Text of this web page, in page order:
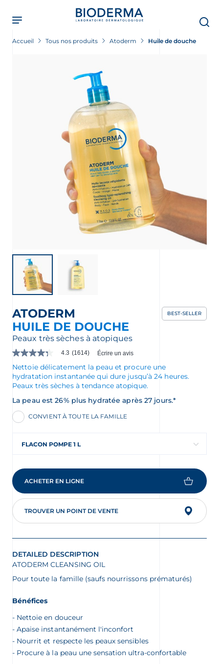
main
content
Accueil Tous nos produits Atoderm Huile de douche
ATODERM
HUILE DE DOUCHE
BEST-SELLER
Peaux très sèches à atopiques
4.3
étoile(s)
sur
5.
Lire
avis
pour
La
est
5.
Lire
les
1614
commentaires
Lien
vers
même
4.3 (1614) Écrire un avis
Nettoie délicatement la peau et procure une
hydratation instantanée qui dure jusqu’à 24 heures.
Peaux très sèches à tendance atopique.
La peau est 26% plus hydratée après 27 jours.*
CONVIENT À TOUTE LA FAMILLE
FLACON POMPE 1 L
ACHETER EN LIGNE
TROUVER UN POINT DE VENTE
DETAILED DESCRIPTION
ATODERM CLEANSING OIL
Pour toute la famille (saufs nourrissons prématurés)
Bénéfices
Nettoie en douceur
Apaise instantanément l'inconfort
Nourrit et respecte les peaux sensibles
Procure à la peau une sensation ultra-confortable